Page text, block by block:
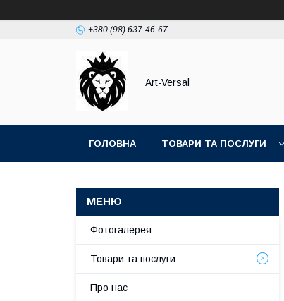
+380 (98) 637-46-67
Аrt-Versal
ГОЛОВНА ТОВАРИ ТА ПОСЛУГИ
Фотогалерея
Товари та послуги
Про нас